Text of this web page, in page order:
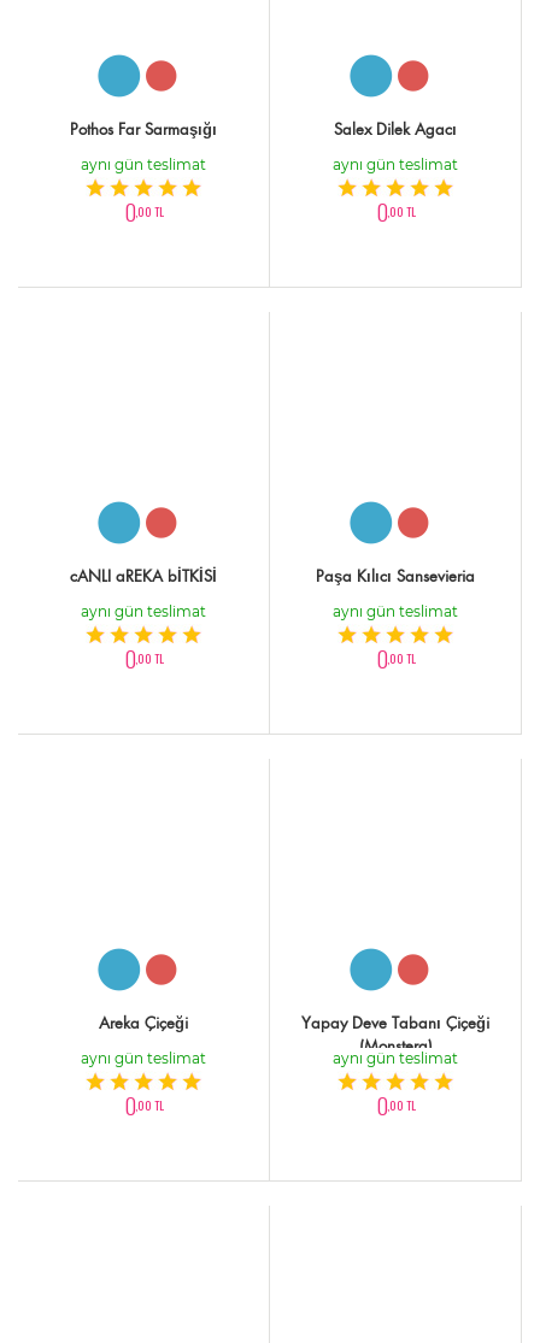
Pothos Far Sarmaşığı
aynı gün teslimat
0,00 TL
Salex Dilek Agacı
aynı gün teslimat
0,00 TL
cANLI aREKA bİTKİSİ
aynı gün teslimat
0,00 TL
Paşa Kılıcı Sansevieria
aynı gün teslimat
0,00 TL
Areka Çiçeği
aynı gün teslimat
0,00 TL
Yapay Deve Tabanı Çiçeği
(Monstera)
aynı gün teslimat
0,00 TL